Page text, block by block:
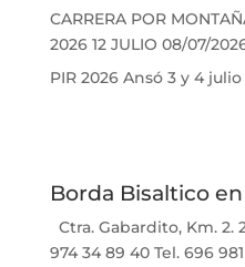
CARRERA POR
2026 12 JULIO 08/07/
PIR 2026 Ansó 3 y 4 julio
Borda Bisaltico
Ctra. Gabardito, Km. 2.
974 34 89 40 Tel. 696